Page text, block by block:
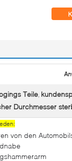
Teile,
Durchmesser
von den